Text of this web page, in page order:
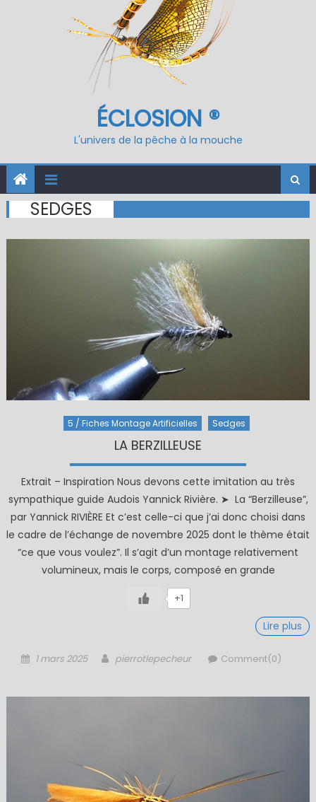
ÉCLOSION ®
L'univers de la pêche à la mouche
SEDGES
5 / Fiches Montage Artificielles Sedges
LA BERZILLEUSE
Extrait – Inspiration Nous devons cette imitation au très
sympathique guide Audois Yannick Rivière. ➤ La “Berzilleuse”,
par Yannick RIVIÈRE Et c’est celle-ci que j’ai donc choisi dans
le cadre de l’échange de novembre 2025 dont le thème était
“ce que vous voulez”. Il s’agit d’un montage relativement
volumineux, mais le corps, composé en grande
+1
Lire plus
Posted
1 mars 2025 Author
pierrotlepecheur Comment(0)